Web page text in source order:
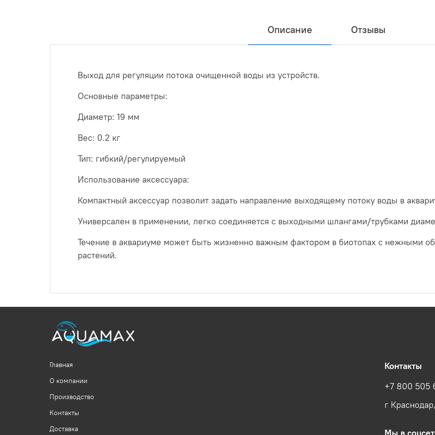
Описание Отзывы
Выход для регуляции потока очищенной воды из устройств.
Основные параметры:
Диаметр: 19 мм
Вес: 0.2 кг
Тип: гибкий/регулируемый
Использование аксессуара:
Компактный аксессуар позволит задать направление выходящему потоку воды в
Универсален в применении, легко соединяется с выходными шлангами/трубками
Течение в аквариуме может быть жизненно важным фактором в биотопах с нежными
растений.
Главная
О компании
Производство
Контакты
Доставка
Контакты
+7 800 505
г